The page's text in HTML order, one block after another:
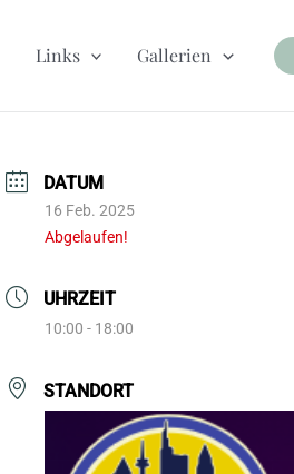
Links Gallerien
DATUM
16 Feb. 2025
Abgelaufen!
UHRZEIT
10:00 - 18:00
STANDORT